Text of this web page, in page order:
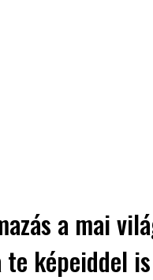
a mai
képeiddel